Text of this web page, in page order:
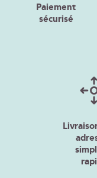
Paiement
sécurisé